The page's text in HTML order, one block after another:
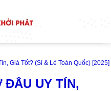
Giá Tốt? (Sỉ & Lẻ Toàn Quốc) [2025]
ĐÂU UY TÍN,